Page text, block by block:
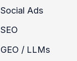
Social Ads
SEO
GEO / LLMs